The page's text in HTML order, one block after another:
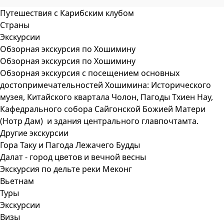
Путешествия с Карибским клубом
Страны
Экскурсии
Обзорная экскурсия по Хошимину
Обзорная экскурсия по Хошимину
Обзорная экскурсия с посещением основных
достопримечательностей Хошимина: Исторического
музея, Китайского квартала Чолон, Пагоды Тхиен Нау,
Кафедрального собора Сайгонской Божией Матери
(Нотр Дам) и здания центрального главпочтамта.
Другие экскурсии
Гора Таку и Пагода Лежачего Будды
Далат - город цветов и вечной весны
Экскурсия по дельте реки Меконг
Вьетнам
Туры
Экскурсии
Визы